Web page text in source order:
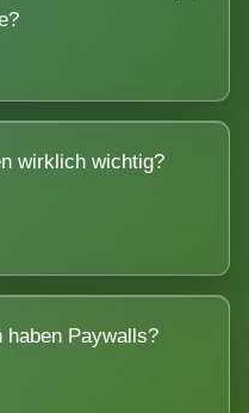
wirklich wichtig?
haben Paywalls?